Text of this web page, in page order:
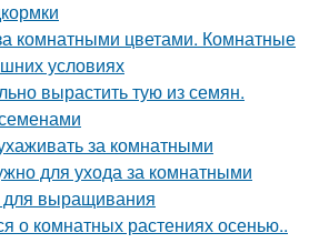
комнатными цветами. Комнатные
условиях
вырастить тую из семян.
за комнатными
для ухода за комнатными
для выращивания
о комнатных растениях осенью..